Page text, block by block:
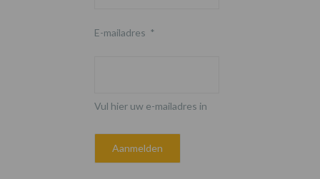
E-mailadres *
Vul hier uw e-mailadres in